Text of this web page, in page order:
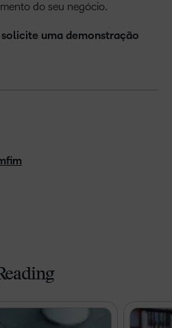
do seu negócio.
uma demonstração